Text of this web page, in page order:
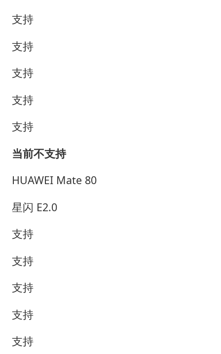
支持
支持
支持
支持
支持
当前不支持
HUAWEI Mate 80
星闪 E2.0
支持
支持
支持
支持
支持